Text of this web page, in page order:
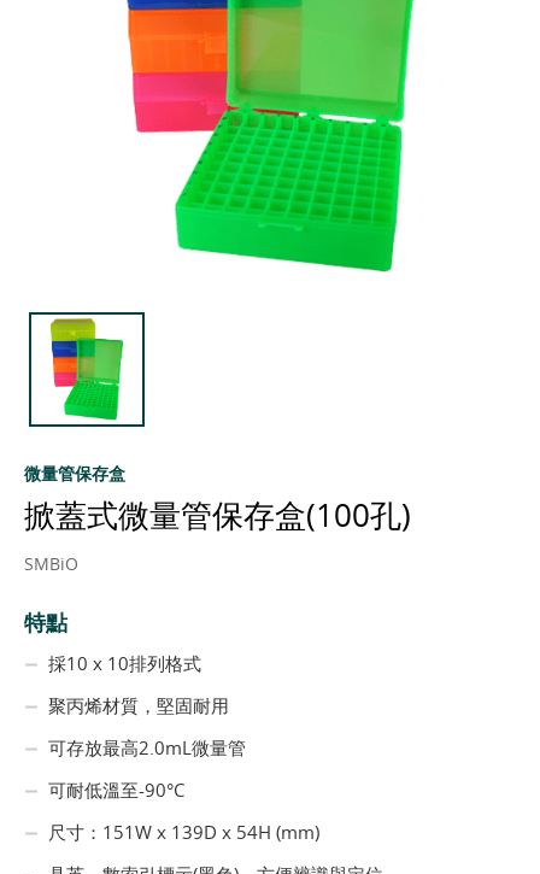
微量管保存盒
掀蓋式微量管保存盒(100孔)
SMBiO
特點
採10 x 10排列格式
聚丙烯材質，堅固耐用
可存放最高2.0mL微量管
可耐低溫至-90°C
尺寸：151W x 139D x 54H (mm)